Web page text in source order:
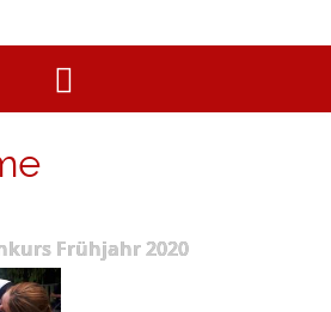
Frühjahr 2020